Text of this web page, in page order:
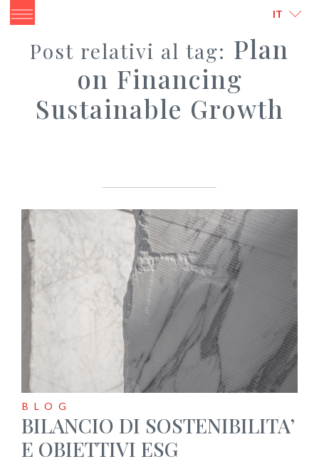
IT
Post relativi al tag: Plan
on Financing
Sustainable Growth
BLOG
BILANCIO DI SOSTENIBILITA’
E OBIETTIVI ESG